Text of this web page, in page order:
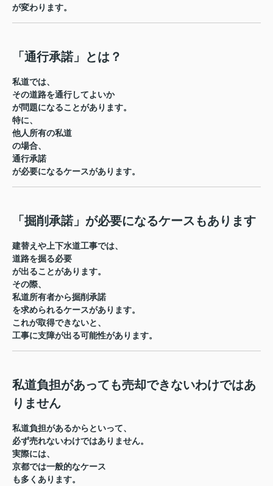
が変わります。
「通行承諾」とは？
私道では、
その道路を通行してよいか
が問題になることがあります。
特に、
他人所有の私道
の場合、
通行承諾
が必要になるケースがあります。
「掘削承諾」が必要になるケースもあります
建替えや上下水道工事では、
道路を掘る必要
が出ることがあります。
その際、
私道所有者から掘削承諾
を求められるケースがあります。
これが取得できないと、
工事に支障が出る可能性があります。
私道負担があっても売却できないわけではあ
りません
私道負担があるからといって、
必ず売れないわけではありません。
実際には、
京都では一般的なケース
も多くあります。